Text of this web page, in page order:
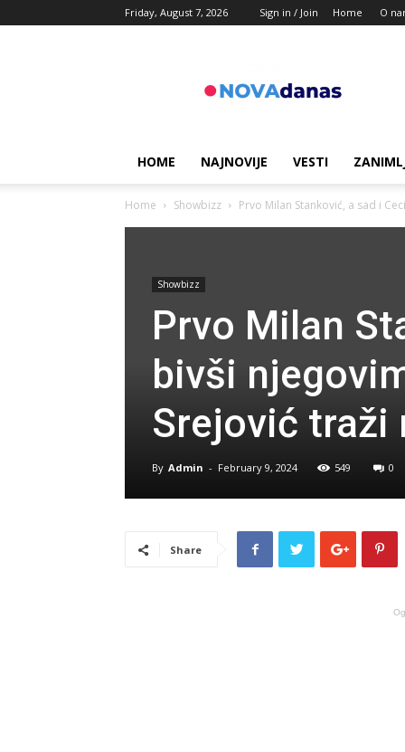
Friday, August 7, 2026 Sign in / Join Home O
HOME NAJNOVIJE VESTI
Home Showbizz Prvo Milan Stanković, a sad i
Showbizz
Prvo Milan
bivši
Srejović traži
By Admin - February 9, 2024 549 0
Share